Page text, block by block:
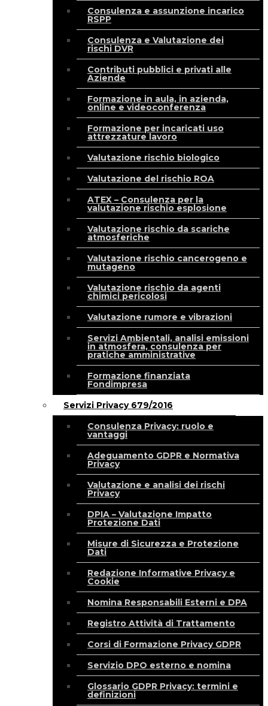
Consulenza e assunzione incarico
RSPP
Consulenza e Valutazione dei
rischi DVR
Contributi pubblici e privati alle
Aziende
Formazione in aula, in azienda,
online e videoconferenza
Formazione per incaricati uso
attrezzature lavoro
Valutazione rischio biologico
Valutazione del rischio ROA
ATEX – Consulenza per la
valutazione rischio esplosione
Valutazione rischio da scariche
atmosferiche
Valutazione rischio cancerogeno e
mutageno
Valutazione rischio da agenti
chimici pericolosi
Valutazione rumore e vibrazioni
Servizi Ambientali, analisi emissioni
in atmosfera, consulenza per
pratiche amministrative
Formazione finanziata
Fondimpresa
Servizi Privacy 679/2016
Consulenza Privacy: ruolo e
vantaggi
Adeguamento GDPR e Normativa
Privacy
Valutazione e analisi dei rischi
Privacy
DPIA – Valutazione Impatto
Protezione Dati
Misure di Sicurezza e Protezione
Dati
Redazione Informative Privacy e
Cookie
Nomina Responsabili Esterni e DPA
Registro Attività di Trattamento
Corsi di Formazione Privacy GDPR
Servizio DPO esterno e nomina
Glossario GDPR Privacy: termini e
definizioni